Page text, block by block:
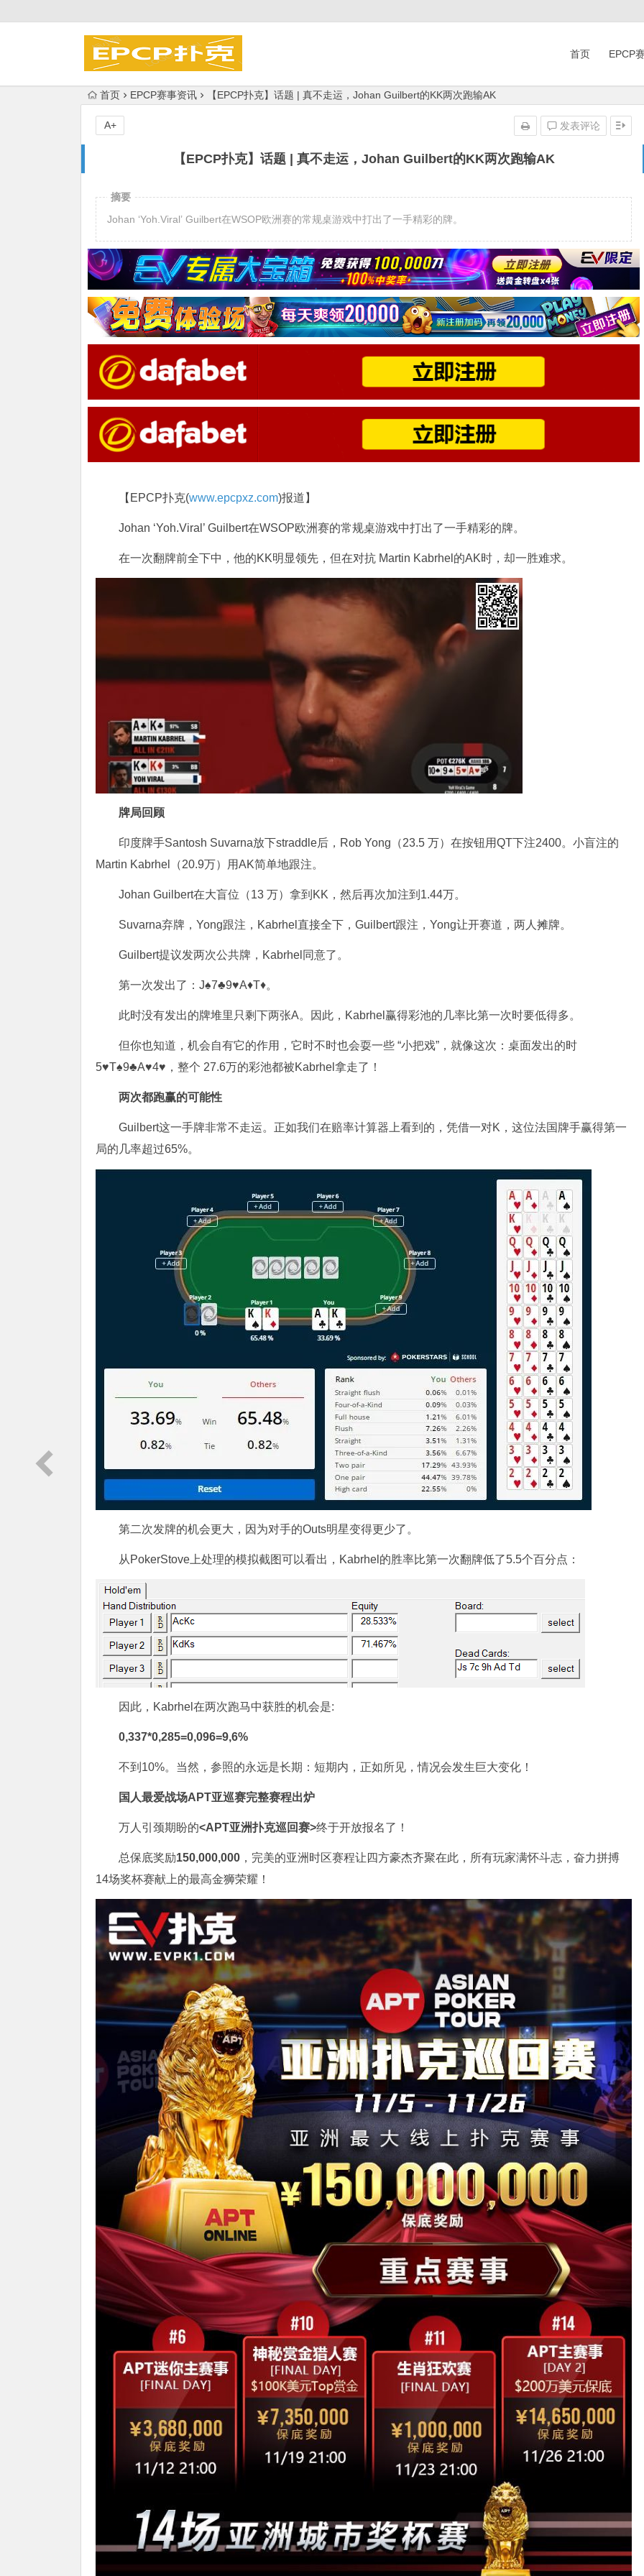
首页 EPCP
首页 EPCP赛事资讯 【EPCP扑克】话题 | 真不走运，Johan Guilbert的KK两次跑输AK
【EPCP扑克】话题 | 真不走运，Johan Guilbert的KK两次跑输AK
发表评论
A+
摘要
Johan ‘Yoh.Viral’ Guilbert在WSOP欧洲赛的常规桌游戏中打出了一手精彩的牌。
【EPCP扑克(www.epcpxz.com)报道】
Johan ‘Yoh.Viral’ Guilbert在WSOP欧洲赛的常规桌游戏中打出了一手精彩的牌。
在一次翻牌前全下中，他的KK明显领先，但在对抗 Martin Kabrhel的AK时，却一胜难求。
牌局回顾
印度牌手Santosh Suvarna放下straddle后，Rob Yong（23.5 万）在按钮用QT下注2400。小盲注的
Martin Kabrhel（20.9万）用AK简单地跟注。
Johan Guilbert在大盲位（13 万）拿到KK，然后再次加注到1.44万。
Suvarna弃牌，Yong跟注，Kabrhel直接全下，Guilbert跟注，Yong让开赛道，两人摊牌。
Guilbert提议发两次公共牌，Kabrhel同意了。
第一次发出了：J♠7♣9♥A♦T♦。
此时没有发出的牌堆里只剩下两张A。因此，Kabrhel赢得彩池的几率比第一次时要低得多。
但你也知道，机会自有它的作用，它时不时也会耍一些 “小把戏”，就像这次：桌面发出的时
5♥T♠9♣A♥4♥，整个 27.6万的彩池都被Kabrhel拿走了！
两次都跑赢的可能性
Guilbert这一手牌非常不走运。正如我们在赔率计算器上看到的，凭借一对K，这位法国牌手赢得第一
局的几率超过65%。
第二次发牌的机会更大，因为对手的Outs明星变得更少了。
从PokerStove上处理的模拟截图可以看出，Kabrhel的胜率比第一次翻牌低了5.5个百分点：
因此，Kabrhel在两次跑马中获胜的机会是:
0,337*0,285=0,096=9,6%
不到10%。当然，参照的永远是长期：短期内，正如所见，情况会发生巨大变化！
国人最爱战场APT亚巡赛完整赛程出炉
万人引颈期盼的<APT亚洲扑克巡回赛>终于开放报名了！
总保底奖励150,000,000 ，完美的亚洲时区赛程让四方豪杰齐聚在此，所有玩家满怀斗志，奋力拼搏
14场奖杯赛献上的最高金狮荣耀！